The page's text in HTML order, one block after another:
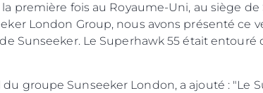
première fois au Royaume-Uni, au siège
London Group, nous avons présenté ce
Sunseeker. Le Superhawk 55 était entouré
groupe Sunseeker London, a ajouté : "Le